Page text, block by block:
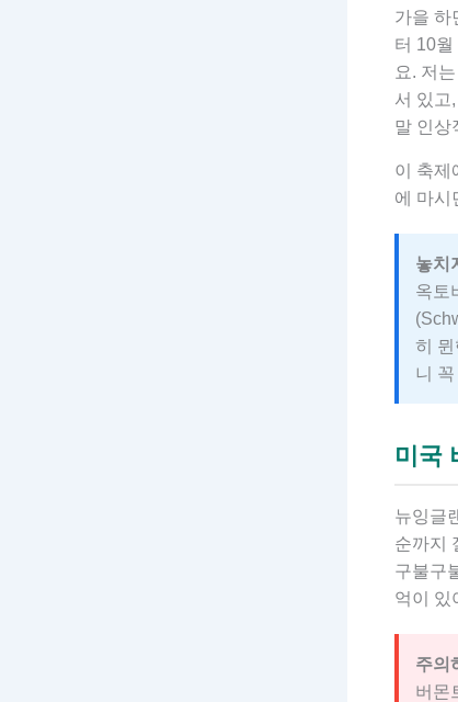
가을 하
터 10
요. 저
서 있고
말 인상
이 축제
에 마시
놓치
옥토
히 뮌
니
미국
뉴잉글
순까지
구불구
억이 있
주의
버몬